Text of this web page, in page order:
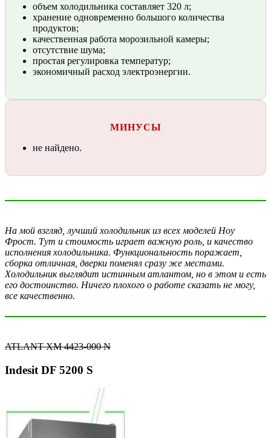
объем холодильника составляет 320 л;
хранение одновременно большого количества
продуктов;
качественная работа морозильной камеры;
отсутствие шума;
простая регулировка температур;
экономичный расход электроэнергии.
МИНУСЫ
не найдено.
На мой взгляд, лучший холодильник из всех моделей Ноу
Фрост. Тут и стоимость играет важную роль, и качество
исполнения холодильника. Функциональность поражает,
сборка отличная, дверки поменял сразу же местами.
Холодильник выглядит истинным атлантом, но в этом и есть
его достоинство. Ничего плохого о работе сказать не могу,
все качественно.
ATLANT ХМ 4423-000 N
Indesit DF 5200 S